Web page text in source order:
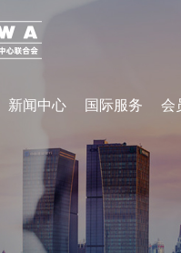
新闻中心 国际服务 会